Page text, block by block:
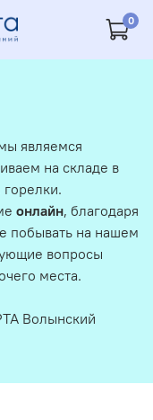
0
являемся
на складе в
онлайн, благодаря
побывать на нашем
вопросы
места.
Волынский